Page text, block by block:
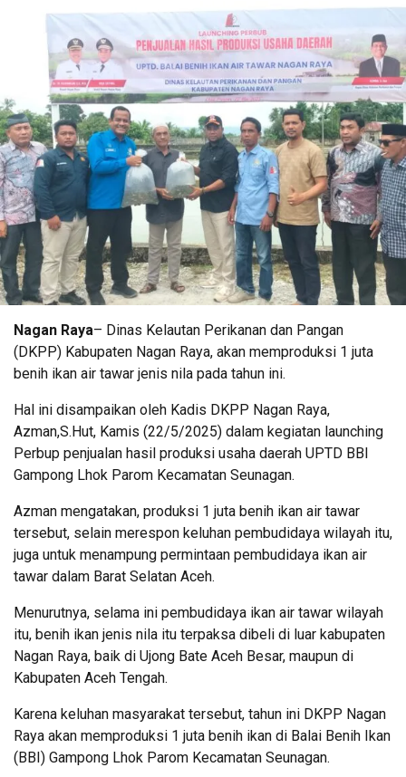
Nagan Raya– Dinas Kelautan Perikanan dan Pangan
(DKPP) Kabupaten Nagan Raya, akan memproduksi 1 juta
benih ikan air tawar jenis nila pada tahun ini.
Hal ini disampaikan oleh Kadis DKPP Nagan Raya,
Azman,S.Hut, Kamis (22/5/2025) dalam kegiatan launching
Perbup penjualan hasil produksi usaha daerah UPTD BBI
Gampong Lhok Parom Kecamatan Seunagan.
Azman mengatakan, produksi 1 juta benih ikan air tawar
tersebut, selain merespon keluhan pembudidaya wilayah itu,
juga untuk menampung permintaan pembudidaya ikan air
tawar dalam Barat Selatan Aceh.
Menurutnya, selama ini pembudidaya ikan air tawar wilayah
itu, benih ikan jenis nila itu terpaksa dibeli di luar kabupaten
Nagan Raya, baik di Ujong Bate Aceh Besar, maupun di
Kabupaten Aceh Tengah.
Karena keluhan masyarakat tersebut, tahun ini DKPP Nagan
Raya akan memproduksi 1 juta benih ikan di Balai Benih Ikan
(BBI) Gampong Lhok Parom Kecamatan Seunagan.